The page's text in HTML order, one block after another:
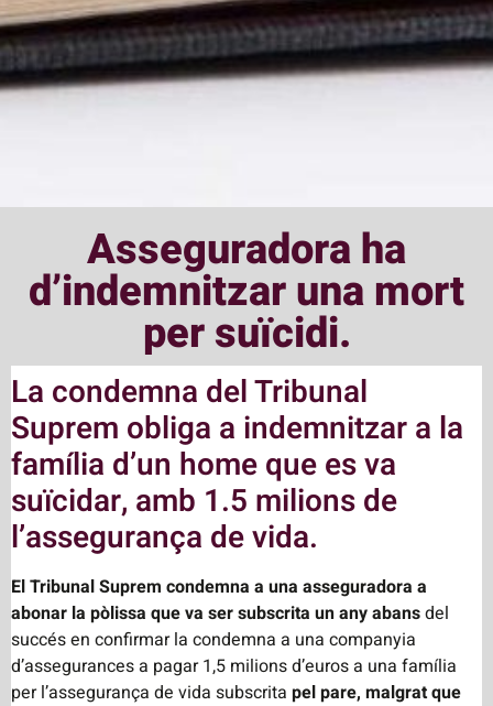
Asseguradora ha
d’indemnitzar una mort
per suïcidi.
La condemna del Tribunal
Suprem obliga a indemnitzar a la
família d’un home que es va
suïcidar, amb 1.5 milions de
l’assegurança de vida.
El Tribunal Suprem condemna a una asseguradora a
abonar la pòlissa que va ser subscrita un any abansdel
succés en confirmar la condemna a una companyia
d’assegurances a pagar 1,5 milions d’euros a una família
per l’assegurança de vida subscrita pel pare, malgrat que